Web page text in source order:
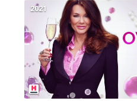
2021